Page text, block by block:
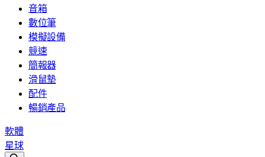
音箱
數位筆
模擬設備
競速
簡報器
滑鼠墊
配件
暢銷產品
軟體
星球